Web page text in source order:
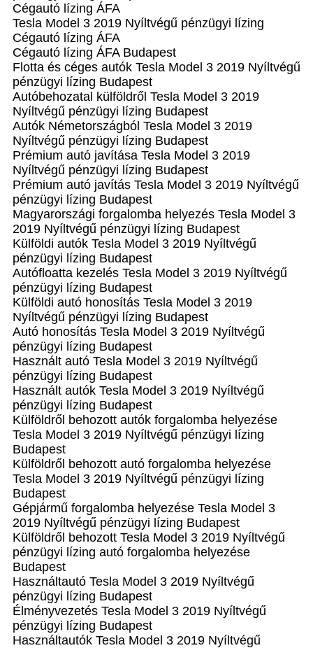
Cégautó lízing ÁFA
Tesla Model 3 2019 Nyíltvégű pénzügyi lízing
Cégautó lízing ÁFA
Cégautó lízing ÁFA Budapest
Flotta és céges autók Tesla Model 3 2019 Nyíltvégű
pénzügyi lízing Budapest
Autóbehozatal külföldről Tesla Model 3 2019
Nyíltvégű pénzügyi lízing Budapest
Autók Németországból‎ Tesla Model 3 2019
Nyíltvégű pénzügyi lízing Budapest
Prémium autó javítása Tesla Model 3 2019
Nyíltvégű pénzügyi lízing Budapest
Prémium autó javítás Tesla Model 3 2019 Nyíltvégű
pénzügyi lízing Budapest
Magyarországi forgalomba helyezés Tesla Model 3
2019 Nyíltvégű pénzügyi lízing Budapest
Külföldi autók‎ Tesla Model 3 2019 Nyíltvégű
pénzügyi lízing Budapest
Autófloatta kezelés Tesla Model 3 2019 Nyíltvégű
pénzügyi lízing Budapest
Külföldi autó honosítás Tesla Model 3 2019
Nyíltvégű pénzügyi lízing Budapest
Autó honosítás Tesla Model 3 2019 Nyíltvégű
pénzügyi lízing Budapest
Használt autó‎ Tesla Model 3 2019 Nyíltvégű
pénzügyi lízing Budapest
Használt autó‎k Tesla Model 3 2019 Nyíltvégű
pénzügyi lízing Budapest
Külföldről behozott autók forgalomba helyezése
Tesla Model 3 2019 Nyíltvégű pénzügyi lízing
Budapest
Külföldről behozott autó forgalomba helyezése
Tesla Model 3 2019 Nyíltvégű pénzügyi lízing
Budapest
Gépjármű forgalomba helyezése Tesla Model 3
2019 Nyíltvégű pénzügyi lízing Budapest
Külföldről behozott Tesla Model 3 2019 Nyíltvégű
pénzügyi lízing autó forgalomba helyezése
Budapest
Használtautó‎ Tesla Model 3 2019 Nyíltvégű
pénzügyi lízing Budapest
Élményvezetés Tesla Model 3 2019 Nyíltvégű
pénzügyi lízing Budapest
Használtautó‎k Tesla Model 3 2019 Nyíltvégű